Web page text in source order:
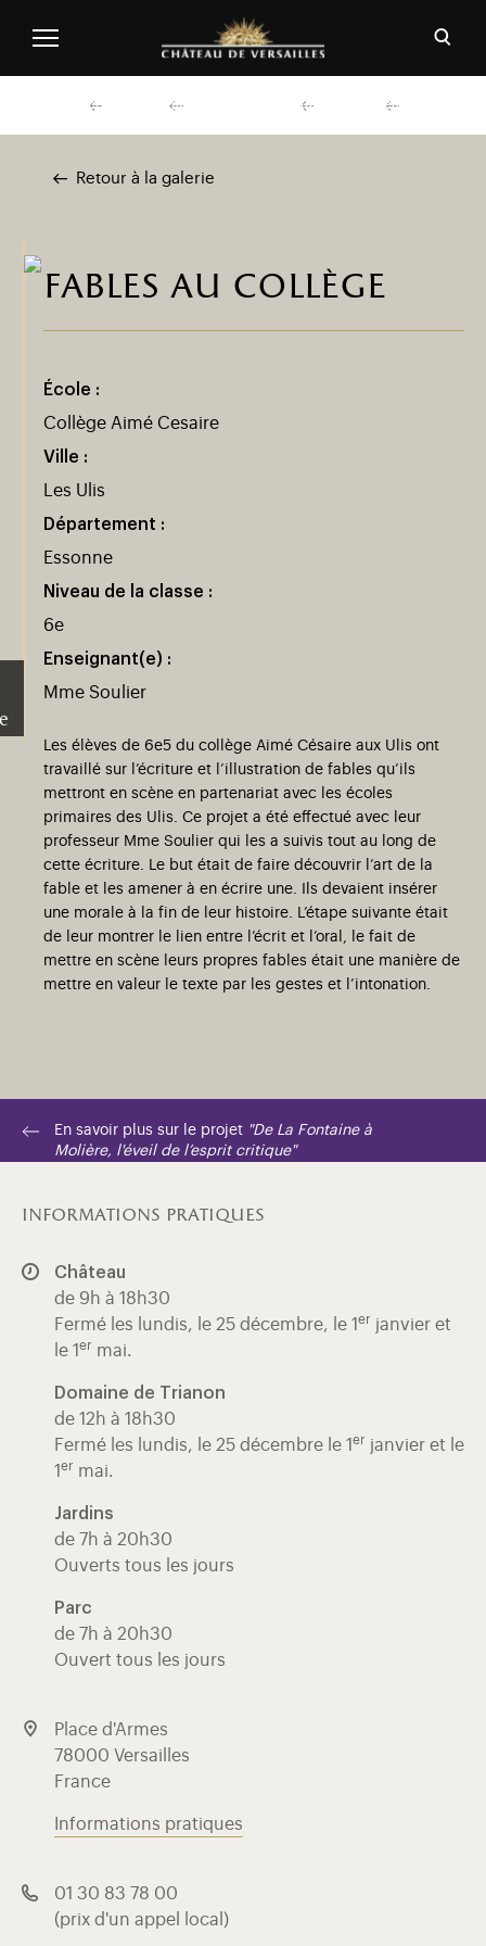
onglet)
nouvel onglet)
fenêtre modale)
de l'application (ouverture dans un nouvel onglet)
Découvrir Préparer ma visite Actualités Agenda
Retour à la galerie
fables au collège
École :
Collège Aimé Cesaire
Ville :
Les Ulis
Département :
Essonne
Niveau de la classe :
6e
Enseignant(e) :
Mme Soulier
Les élèves de 6e5 du collège Aimé Césaire aux Ulis ont
travaillé sur l’écriture et l’illustration de fables qu’ils
mettront en scène en partenariat avec les écoles
primaires des Ulis. Ce projet a été effectué avec leur
professeur Mme Soulier qui les a suivis tout au long de
cette écriture. Le but était de faire découvrir l’art de la
fable et les amener à en écrire une. Ils devaient insérer
une morale à la fin de leur histoire. L’étape suivante était
de leur montrer le lien entre l’écrit et l’oral, le fait de
mettre en scène leurs propres fables était une manière de
mettre en valeur le texte par les gestes et l’intonation.
En savoir plus sur le projet "De La Fontaine à
Molière, l'éveil de l’esprit critique"
informations pratiques
Château
de 9h à 18h30
Fermé les lundis, le 25 décembre, le 1 er janvier et
le 1 er mai.
Domaine de Trianon
de 12h à 18h30
Fermé les lundis, le 25 décembre le 1 er janvier et le
1 er mai.
Jardins
de 7h à 20h30
Ouverts tous les jours
Parc
de 7h à 20h30
Ouvert tous les jours
Place d'Armes
78000 Versailles
France
Informations pratiques
01 30 83 78 00
(prix d'un appel local)